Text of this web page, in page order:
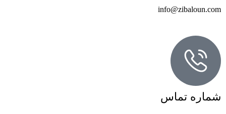
info@zibaloun.com
شماره تماس